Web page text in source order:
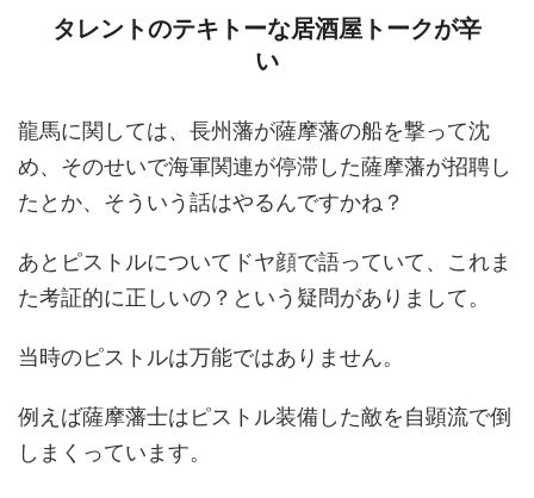
タレントのテキトーな居酒屋トークが辛
い
龍馬に関しては、長州藩が薩摩藩の船を撃って沈
め、そのせいで海軍関連が停滞した薩摩藩が招聘し
たとか、そういう話はやるんですかね？
あとピストルについてドヤ顔で語っていて、これま
た考証的に正しいの？という疑問がありまして。
当時のピストルは万能ではありません。
例えば薩摩藩士はピストル装備した敵を自顕流で倒
しまくっています。